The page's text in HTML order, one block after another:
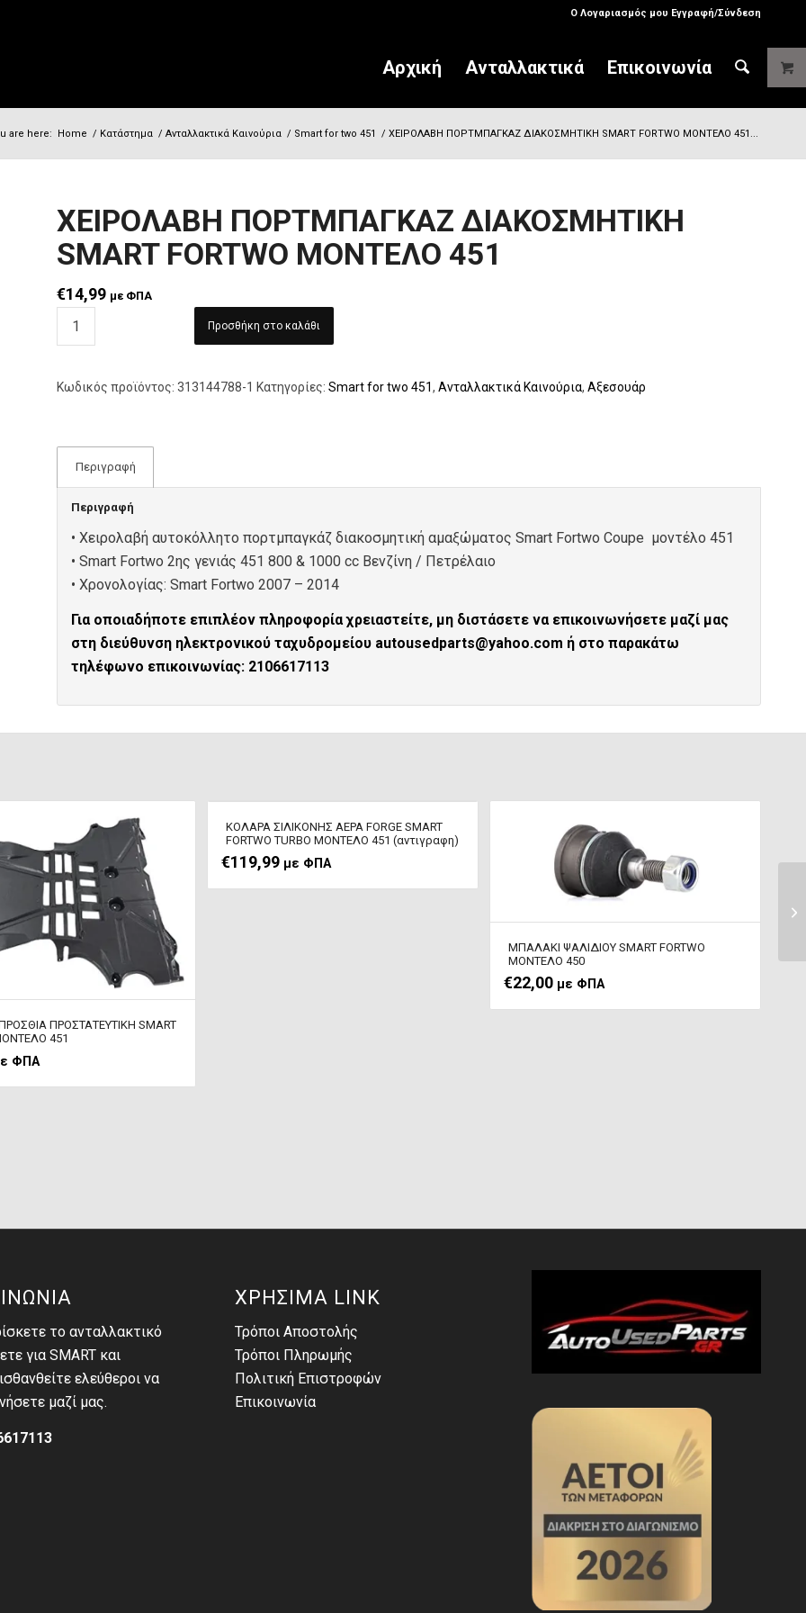
Ο Λογαριασμός μου Εγγραφή/Σύνδεση
Αρχική Ανταλλακτικά Επικοινωνία
are here: Home / Κατάστημα / Ανταλλακτικά Καινούρια / Smart for two 451 / ΧΕΙΡΟΛΑΒΗ ΠΟΡΤΜΠΑΓΚΑΖ ΔΙΑΚΟΣΜΗΤΙΚΗ SMART FORTWO ΜΟΝΤΕΛΟ 451...
ΧΕΙΡΟΛΑΒΗ ΠΟΡΤΜΠΑΓΚΑΖ ΔΙΑΚΟΣΜΗΤΙΚΗ
SMART FORTWO ΜΟΝΤΕΛΟ 451
€14,99 με ΦΠΑ
Προσθήκη στο καλάθι
Κωδικός προϊόντος: 313144788-1 Κατηγορίες: Smart for two 451, Ανταλλακτικά Καινούρια, Αξεσουάρ
Περιγραφή
Περιγραφή
• Χειρολαβή αυτοκόλλητο πορτμπαγκάζ διακοσμητική αμαξώματος Smart Fortwo Coupe μοντέλο 451
• Smart Fortwo 2ης γενιάς 451 800 & 1000 cc Βενζίνη / Πετρέλαιο
• Xρονολογίας: Smart Fortwo 2007 – 2014
Για οποιαδήποτε επιπλέον πληροφορία χρειαστείτε, μη διστάσετε να επικοινωνήσετε μαζί μας
στη διεύθυνση ηλεκτρονικού ταχυδρομείου autousedparts@yahoo.com ή στο παρακάτω
τηλέφωνο επικοινωνίας: 2106617113
ΠΡΟΣΤΑΤΕΥΤΙΚΗ SMART
451
ΦΠΑ
ΚΟΛΑΡΑ ΣΙΛIΚΟΝΗΣ ΑΕΡΑ FORGE SMART
FORTWO TURBO ΜΟΝΤΕΛΟ 451 (αντιγραφη)
€119,99 με ΦΠΑ
ΜΠΑΛΑΚΙ ΨΑΛΙΔΙΟΥ SMART FORTWO
ΜΟΝΤΕΛΟ 450
€22,00 με ΦΠΑ
το ανταλλακτικό
για SMART και
ελεύθεροι να
μαζί μας.
ΧΡΗΣΙΜΑ LINK
Τρόποι Αποστολής
Τρόποι Πληρωμής
Πολιτική Επιστροφών
Επικοινωνία